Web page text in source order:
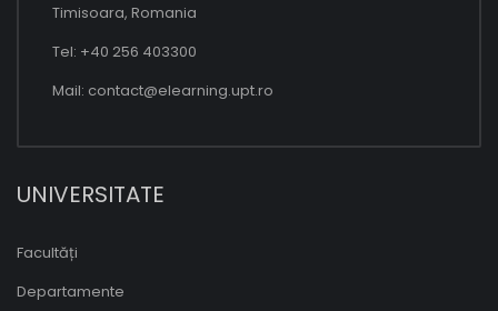
Timisoara, Romania
Tel: +40 256 403300
Mail: contact@elearning.upt.ro
UNIVERSITATE
Facultăți
Departamente